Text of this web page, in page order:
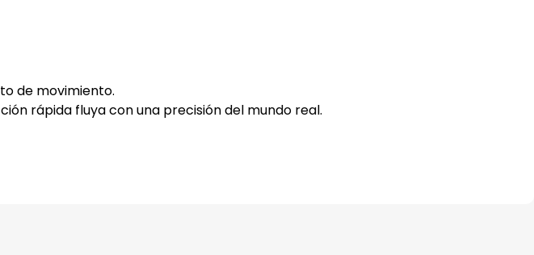
de movimiento.
rápida fluya con una precisión del mundo real.